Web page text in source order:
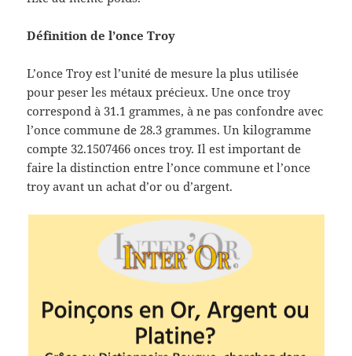
Définition de l’once Troy
L’once Troy est l’unité de mesure la plus utilisée
pour peser les métaux précieux. Une once troy
correspond à 31.1 grammes, à ne pas confondre avec
l’once commune de 28.3 grammes. Un kilogramme
compte 32.1507466 onces troy. Il est important de
faire la distinction entre l’once commune et l’once
troy avant un achat d’or ou d’argent.